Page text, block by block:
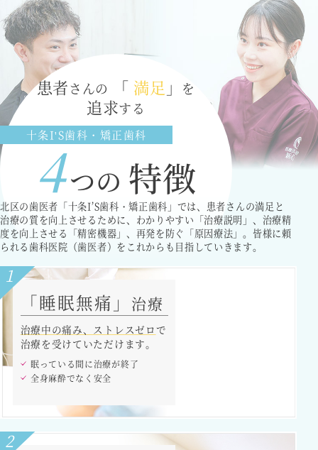
患者さんの 「 満足 」 を
追求する
十条I'S歯科・矯正歯科
4つの 特徴
北区の歯医者「十条I’S歯科・矯正歯科」では、患者さんの満足と
治療の質を向上させるために、わかりやすい「治療説明」、治療精
度を向上させる「精密機器」、再発を防ぐ「原因療法」。皆様に頼
られる歯科医院（歯医者）をこれからも目指していきます。
1
「睡眠無痛」 治療
治療中の痛み、ストレスゼロ で
治療を受けていただけます。
眠っている間に治療が終了
全身麻酔でなく安全
2